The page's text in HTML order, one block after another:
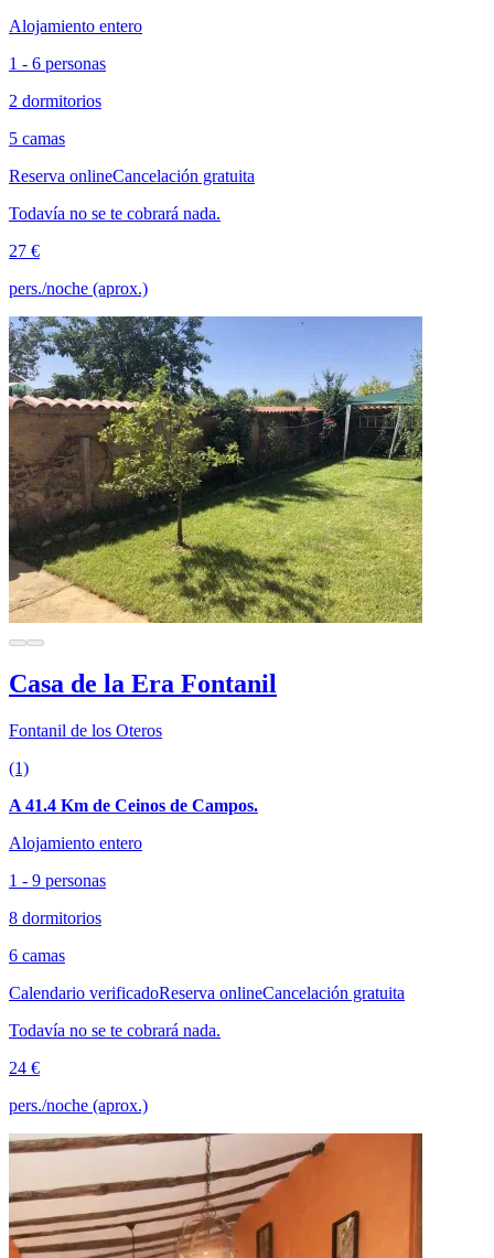
Alojamiento entero
1 - 6 personas
2 dormitorios
5 camas
Reserva onlineCancelación gratuita
Todavía no se te cobrará nada.
27 €
pers./noche (aprox.)
Casa de la Era Fontanil
Fontanil de los Oteros
(1)
A 41.4 Km de Ceinos de Campos.
Alojamiento entero
1 - 9 personas
8 dormitorios
6 camas
Calendario verificadoReserva onlineCancelación gratuita
Todavía no se te cobrará nada.
24 €
pers./noche (aprox.)